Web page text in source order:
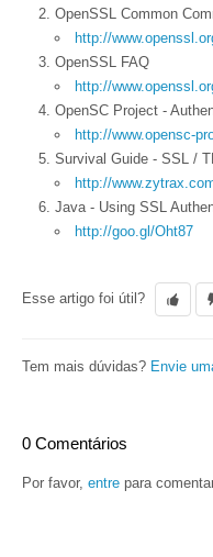
OpenSSL Common
http://
OpenSSL FAQ
http://
OpenSC Project -
http://www.opensc-
Survival Guide - SSL /
http://
Java - Using SSL
http://goo.gl/Oht87
Esse artigo foi útil?
Tem mais dúvidas? Envie
0 Comentários
Por favor, entre para